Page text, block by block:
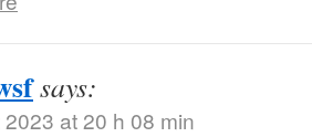
says:
at 20 h 08 min